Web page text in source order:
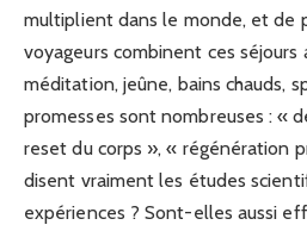
multiplient dans le monde, et de
voyageurs combinent ces séjours
méditation, jeûne, bains chauds,
promesses sont nombreuses : «
reset du corps », « régénération
disent vraiment les études
expériences ? Sont-elles aussi